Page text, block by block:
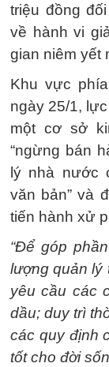
triệu đồng
về hành vi
gian niêm yết
Khu vực
ngày 25/1,
một cơ sở
“ngừng bán
lý nhà nước
văn bản” và
tiến hành xử
“Để góp
lượng quản lý
yêu cầu các
dầu; duy trì
các quy định
tốt cho đời